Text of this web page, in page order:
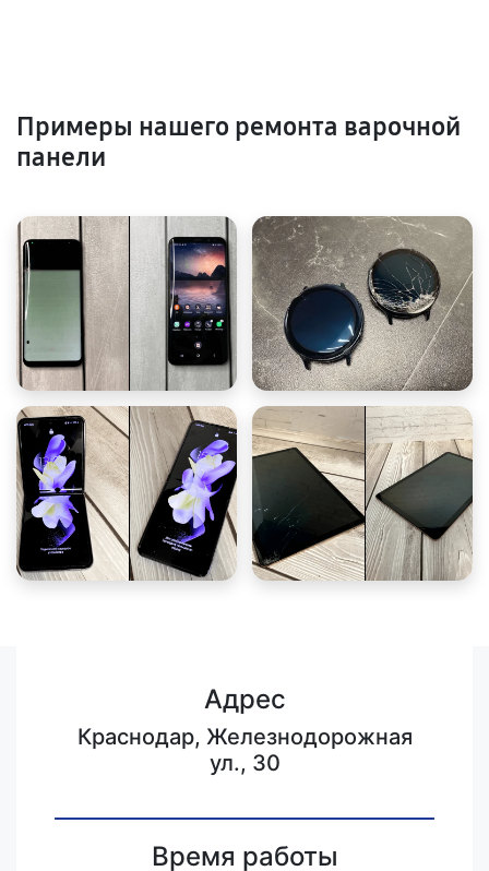
Примеры нашего ремонта варочной
панели
Адрес
Краснодар, Железнодорожная
ул., 30
Время работы